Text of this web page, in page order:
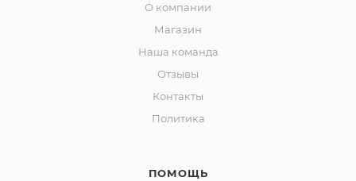
О компании
Магазин
Наша команда
Отзывы
Контакты
Политика
ПОМОЩЬ